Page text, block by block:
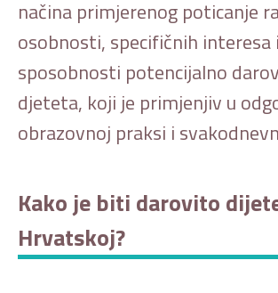
načina primjerenog poticanje
osobnosti, specifičnih interesa i
sposobnosti potencijalno
djeteta, koji je primjenjiv u
obrazovnoj praksi i
Kako je biti darovito
Hrvatskoj?